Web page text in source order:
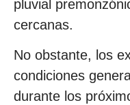
pluvial
cercanas.
No obstante, los
condiciones
durante los